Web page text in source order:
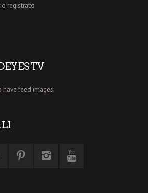
registrato
have feed images.